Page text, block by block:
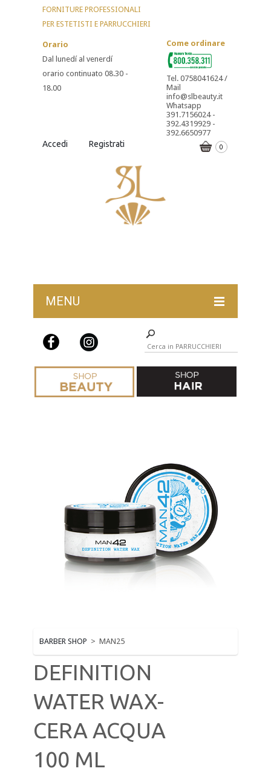
FORNITURE PROFESSIONALI
PER ESTETISTI E PARRUCCHIERI
Orario
Dal lunedí al venerdí
orario continuato 08.30 -
18.00
Come ordinare
Tel. 0758041624 /
Mail
info@slbeauty.it
Whatsapp
391.7156024 -
392.4319929 -
392.6650977
Accedi Registrati 0
MENU
LAST CHANCE HAIR
ACCESSORI E ARREDAMENTO
IGIENE E STERILIZZAZIONE
MONOUSO
MUST HAVE HAIR
PERMANENTI
RASOI, LAME E TAGLIACAPELLI
SHAMPOO BALSAMI MASCHERE
SPAZZOLE E PETTINI
BARBER SHOP > MAN25
DEFINITION
WATER WAX-
CERA ACQUA
100 ML